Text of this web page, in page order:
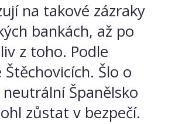
na takové zázraky
bankách, až po
z toho. Podle
Šlo o
Španělsko
zůstat v bezpečí.